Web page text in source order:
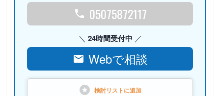
05075872117
24時間受付中
Webで相談
検討リストに追加